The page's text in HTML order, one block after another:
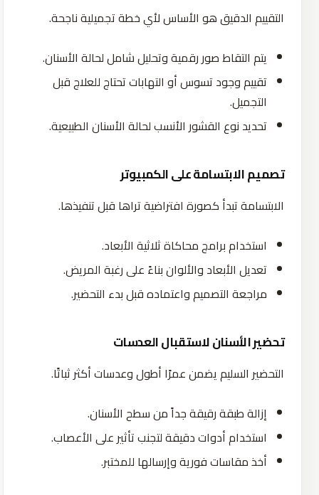
التقييم الدقيق هو الأساس لأي خطة تجميلية ناجحة.
يتم التقاط صور رقمية وتحليل شامل لحالة الأسنان.
تقييم وجود تسوس أو التهابات تحتاج للعلاج قبل
التجميل.
تحديد نوع القشور الأنسب لحالة الأسنان الطبيعية.
تصميم الابتسامة على الكمبيوتر
الابتسامة تبدأ كصورة افتراضية تراها قبل تنفيذها.
استخدام برامج محاكاة ثلاثية الأبعاد.
تعديل الأبعاد والألوان بناءً على رغبة المريض.
مراجعة التصميم واعتماده قبل بدء التحضير.
تحضير الأسنان لاستقبال العدسات
التحضير السليم يضمن عمرًا أطول وعدسات أكثر ثباتًا.
إزالة طبقة رقيقة جداً من سطح الأسنان.
استخدام أدوات دقيقة لتجنب تأثير على الأعصاب.
أخذ مقاسات فورية وإرسالها للمختبر.